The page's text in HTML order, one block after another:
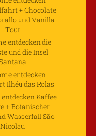
+ Chocolate
und Vanilla
Tour
entdecken die
und die Insel
Santana
entdecken
Ilhéu das Rolas
entdecken Kaffee
+ Botanischer
Wasserfall São
Nicolau